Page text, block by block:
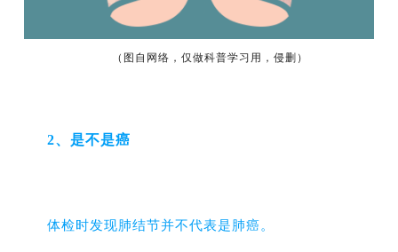
（图自网络，仅做科普学习用，侵删）
2、是不是癌
体检时发现肺结节并不代表是肺癌。